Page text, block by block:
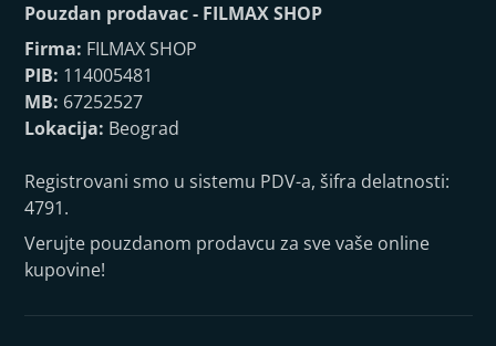
Pouzdan prodavac - FILMAX SHOP
Firma: FILMAX SHOP
PIB: 114005481
MB: 67252527
Lokacija: Beograd
Registrovani smo u sistemu PDV-a, šifra delatnosti:
4791.
Verujte pouzdanom prodavcu za sve vaše online
kupovine!